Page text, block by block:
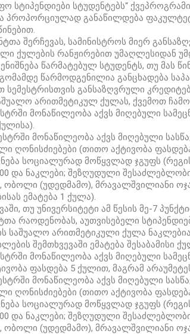
სტიპენდიები სტუდენტებს“
პროპორციულად განაწილდება
შერჩევას, სამინისტროს მიერ
ქულების რანჟირებით უმაღლესიდან
წარმატებულ სტუდენტს, თუ მას
წარმოდგენილია განცხადება
განსაზღვრული
არითმეტიკულ ქულას, ქვემოთ
მონაწილეობა აქვს მიღებული
მონაწილეობა აქვს მიღებული
ღონისძიებები (თითო აქტივობა
სოციალურად მოწყვლად ჯგუფს
და ნაკლები; შეზღუდული
ობოლი (უდედმამო), მრავალშვილიანი
ემატება 1 ქულა).
თუ უნივერსიტეტი ამ წესის მე-7
რაოდენობას, აუთვისებელი
საშუალო არითმეტიკული ქულა
შემთხვევაში ემატება შესაბამისი
მონაწილეობა აქვს მიღებული
ფასდება 5 ქულით, მაგრამ
მონაწილეობა აქვს მიღებული
ღონისძიებები (თითო აქტივობა
სოციალურად მოწყვლად ჯგუფს
და ნაკლები; შეზღუდული
ობოლი (უდედმამო), მრავალშვილიანი